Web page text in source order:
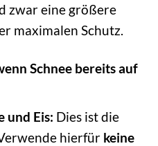
zwar eine größere
maximalen Schutz.
Schnee bereits auf
und Eis: Dies ist die
hierfür keine